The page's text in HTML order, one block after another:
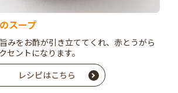
スープ
みをお酢が引き立ててくれ、赤とうがら
セントになります。
レシピはこちら